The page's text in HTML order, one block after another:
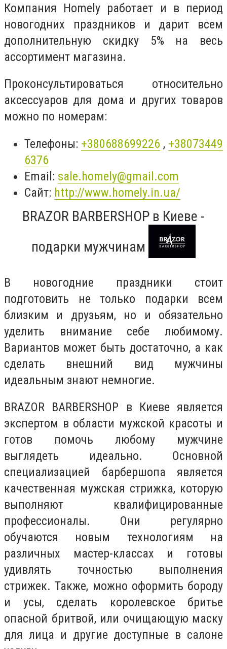
Компания Homely работает и в период
новогодних праздников и дарит всем
дополнительную скидку 5% на весь
ассортимент магазина.
Проконсультироваться относительно
аксессуаров для дома и других товаров
можно по номерам:
Телефоны: +380688699226 , +38073449
6376
Email: sale.homely@gmail.com
Сайт: http://www.homely.in.ua/
BRAZOR BARBERSHOP в Киеве -
подарки мужчинам
В новогодние праздники стоит
подготовить не только подарки всем
близким и друзьям, но и обязательно
уделить внимание себе любимому.
Вариантов может быть достаточно, а как
сделать внешний вид мужчины
идеальным знают немногие.
BRAZOR BARBERSHOP в Киеве является
экспертом в области мужской красоты и
готов помочь любому мужчине
выглядеть идеально. Основной
специализацией барбершопа является
качественная мужская стрижка, которую
выполняют квалифицированные
профессионалы. Они регулярно
обучаются новым технологиям на
различных мастер-классах и готовы
удивлять точностью выполнения
стрижек. Также, можно оформить бороду
и усы, сделать королевское бритье
опасной бритвой, или очищающую маску
для лица и другие доступные в салоне